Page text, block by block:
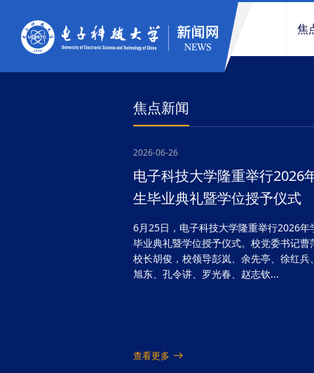
焦
焦点新闻
2026-06-26
电子科技大学隆重举行2026
生毕业典礼暨学位授予仪式
6月25日，电子科技大学隆重举行2026年
毕业典礼暨学位授予仪式。校党委书记曹
校长胡俊，校领导彭岚、余先亭、徐红兵
旭东、孔令讲、罗光春、赵志钦...
查看更多